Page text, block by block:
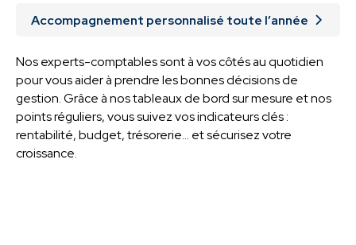
Accompagnement personnalisé toute l’année
Nos experts-comptables sont à vos côtés au quotidien
pour vous aider à prendre les bonnes décisions de
gestion. Grâce à nos tableaux de bord sur mesure et nos
points réguliers, vous suivez vos indicateurs clés :
rentabilité, budget, trésorerie... et sécurisez votre
croissance.